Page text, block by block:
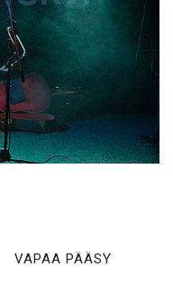
VAPAA PÄÄSY